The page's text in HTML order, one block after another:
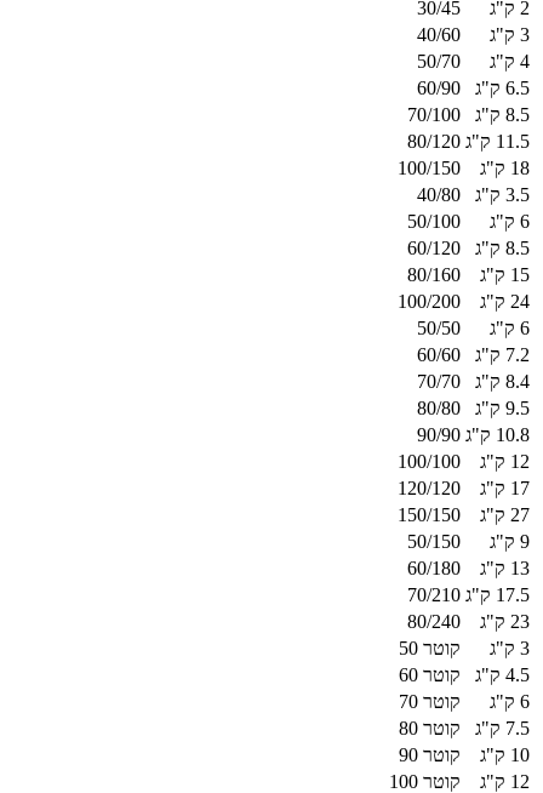
2 ק"ג
30/45
3 ק"ג
40/60
4 ק"ג
50/70
6.5 ק"ג
60/90
8.5 ק"ג
70/100
11.5 ק"ג
80/120
18 ק"ג
100/150
3.5 ק"ג
40/80
6 ק"ג
50/100
8.5 ק"ג
60/120
15 ק"ג
80/160
24 ק"ג
100/200
6 ק"ג
50/50
7.2 ק"ג
60/60
8.4 ק"ג
70/70
9.5 ק"ג
80/80
10.8 ק"ג
90/90
12 ק"ג
100/100
17 ק"ג
120/120
27 ק"ג
150/150
9 ק"ג
50/150
13 ק"ג
60/180
17.5 ק"ג
70/210
23 ק"ג
80/240
3 ק"ג
קוטר 50
4.5 ק"ג
קוטר 60
6 ק"ג
קוטר 70
7.5 ק"ג
קוטר 80
10 ק"ג
קוטר 90
12 ק"ג
קוטר 100